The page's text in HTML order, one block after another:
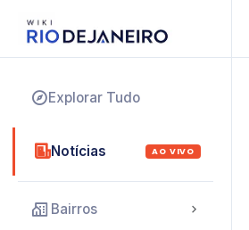
Explorar Tudo
Notícias AO VIVO
Bairros